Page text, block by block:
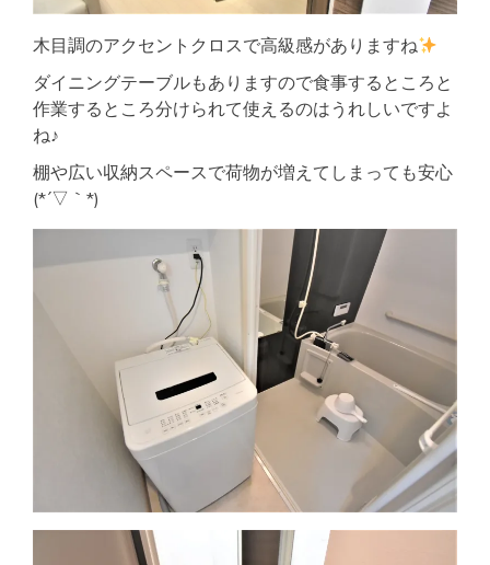
木目調のアクセントクロスで高級感がありますね
ダイニングテーブルもありますので食事するところと
作業するところ分けられて使えるのはうれしいですよ
ね♪
棚や広い収納スペースで荷物が増えてしまっても安心
(*´▽｀*)